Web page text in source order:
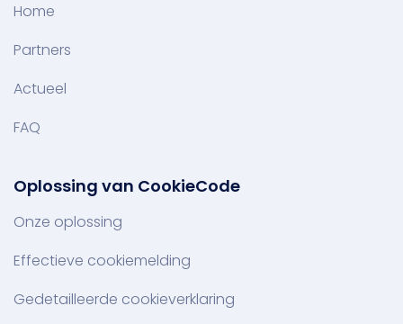
Home
Partners
Actueel
FAQ
Oplossing van CookieCode
Onze oplossing
Effectieve cookiemelding
Gedetailleerde cookieverklaring